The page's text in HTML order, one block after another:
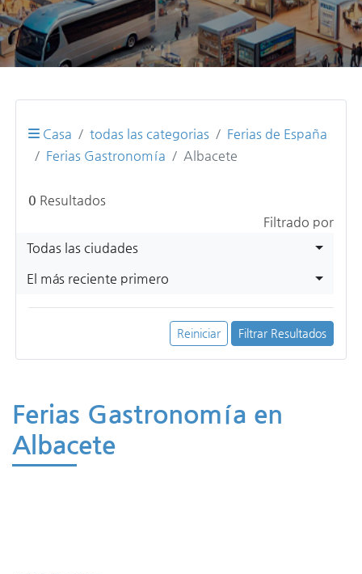
Casa todas las categorias
Ferias de España
Ferias Gastronomía
Albacete
0 Resultados
Filtrado por
Todas las ciudades
El más reciente primero
Reiniciar Filtrar Resultados
Ferias Gastronomía en
Albacete